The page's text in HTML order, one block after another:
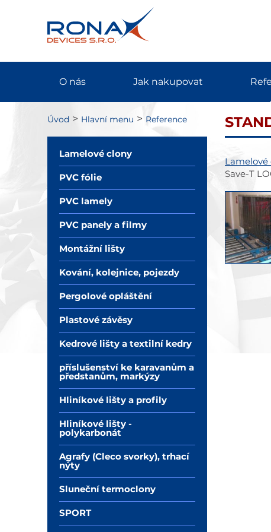
O nás Jak nakupovat
Úvod > Hlavní menu > Reference
Lamelové clony
PVC fólie
PVC lamely
PVC panely a filmy
Montážní lišty
Kování, kolejnice, pojezdy
Pergolové opláštění
Plastové závěsy
Kedrové lišty a textilní kedry
příslušenství ke karavanům a
předstanům, markýzy
Hliníkové lišty a profily
Hliníkové lišty -
polykarbonát
Agrafy (Cleco svorky), trhací
nýty
Sluneční termoclony
SPORT
Lamelové
Save-T